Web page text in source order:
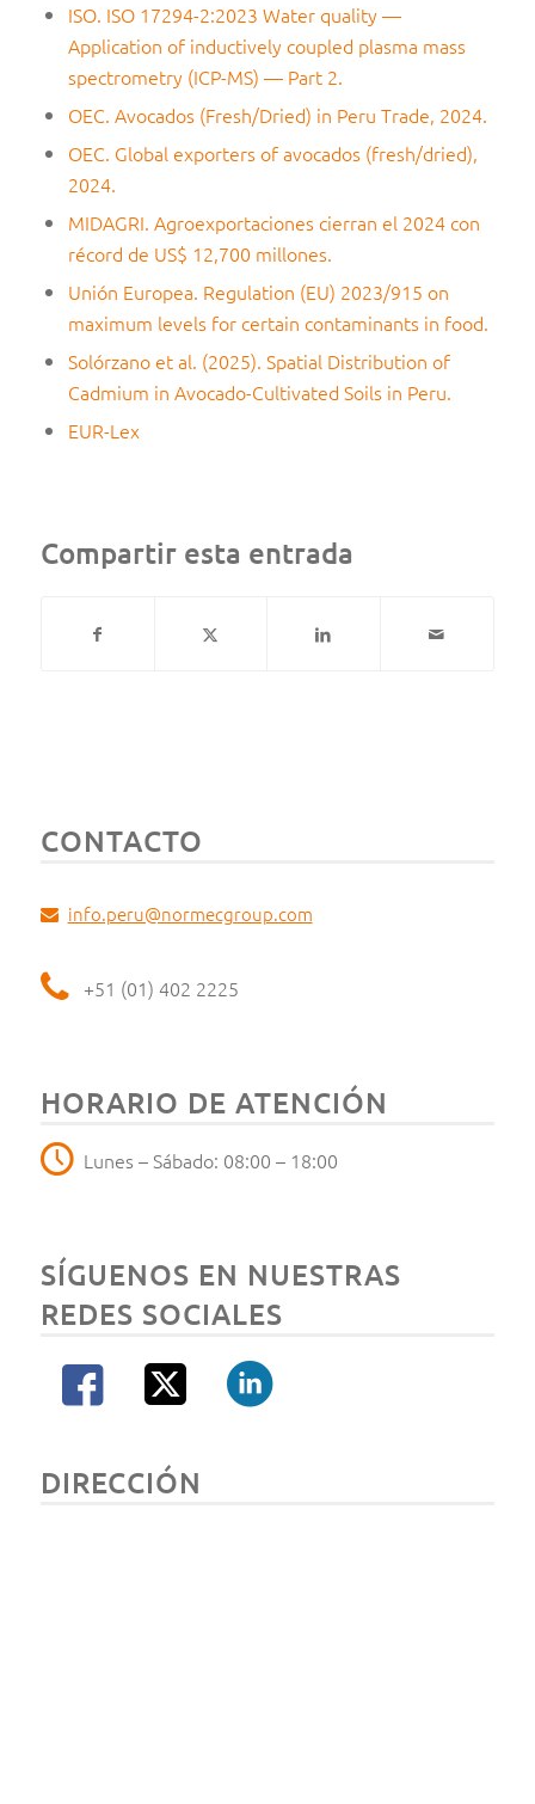
ISO. ISO 17294-2:2023 Water quality —
Application of inductively coupled plasma mass
spectrometry (ICP-MS) — Part 2.
OEC. Avocados (Fresh/Dried) in Peru Trade, 2024.
OEC. Global exporters of avocados (fresh/dried),
2024.
MIDAGRI. Agroexportaciones cierran el 2024 con
récord de US$ 12,700 millones.
Unión Europea. Regulation (EU) 2023/915 on
maximum levels for certain contaminants in food.
Solórzano et al. (2025). Spatial Distribution of
Cadmium in Avocado-Cultivated Soils in Peru.
EUR-Lex
Compartir esta entrada
CONTACTO
info.peru@normecgroup.com
+51 (01) 402 2225
HORARIO DE ATENCIÓN
Lunes – Sábado: 08:00 – 18:00
SÍGUENOS EN NUESTRAS
REDES SOCIALES
DIRECCIÓN